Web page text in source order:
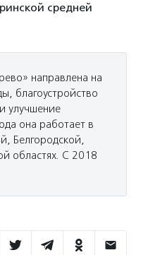
средней
направлена на
благоустройство
улучшение
она работает в
Белгородской,
областях. С 2018